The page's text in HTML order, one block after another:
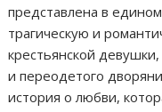
представлена ​​в
трагическую и
крестьянской
и переодетого
история о любви,